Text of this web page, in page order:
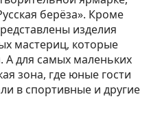
берёза». Кроме
изделия
мастериц, которые
для самых маленьких
зона, где юные гости
в спортивные и другие